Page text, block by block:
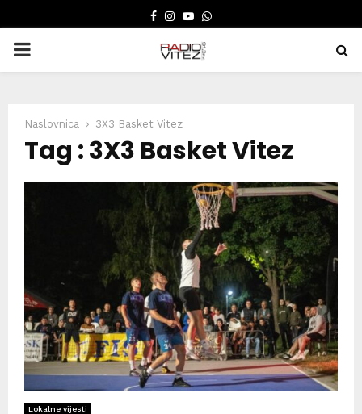
FACEBOOK
INSTAGRAM
YOUTUBE
WHATSAPP
PRIMARY
Naslovnica 3X3 Basket Vitez
Tag : 3X3 Basket Vitez
Lokalne vijesti